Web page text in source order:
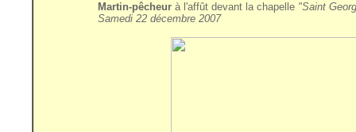
Martin-pêcheur à l'affût devant la chapelle "Saint
Samedi 22 décembre 2007